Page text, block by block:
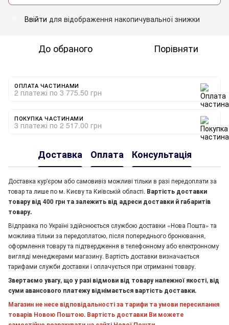
Ввійти для відображення накопичувальної знижки
До обраного Порівняти
ОПЛАТА ЧАСТИНАМИ
2 платежі по 3 775.50 грн
ПОКУПКА ЧАСТИНАМИ
3 платежі по 2 517.00 грн
Доставка Оплата Консультація
Доставка кур'єром або самовивіз можливі тільки в разі передоплати за
товар та лише по м. Києву та Київській області. Вартість доставки
товару від 400 грн та залежить від адреси доставки й габаритів
товару.
Відправка по Україні здійснюється службою доставки «Нова Пошта» та
можлива тільки за передоплатою, після попереднього бронювання,
оформлення товару та підтвердження в телефонному або електронному
вигляді менеджерами магазину. Вартість доставки визначається
тарифами служби доставки і оплачується при отриманні товару.
Звертаємо увагу, що у разі відмови від товару належної якості, від
суми авансового платежу віднімається вартість доставки.
Магазин не несе відповідальності за тарифи та умови пересилання
товарів Новою Поштою. Вартість доставки Ви можете